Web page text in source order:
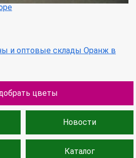
и оптовые склады Оранж в
цветы
Новости
Каталог